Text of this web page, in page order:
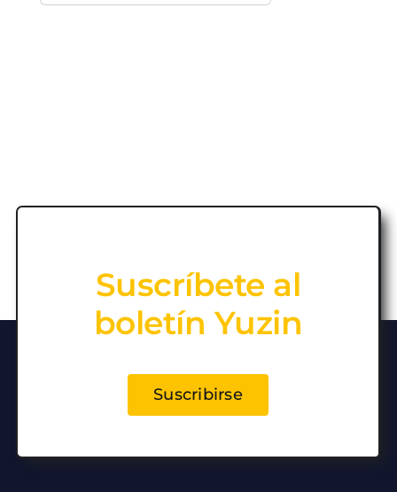
Suscríbete al
boletín Yuzin
Suscribirse